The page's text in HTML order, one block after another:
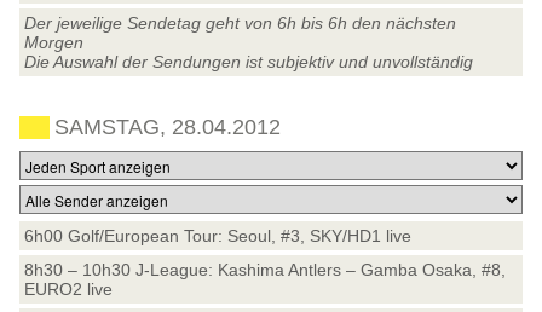
Der jeweilige Sendetag geht von 6h bis 6h den nächsten
Morgen
Die Auswahl der Sendungen ist subjektiv und unvollständig
SAMSTAG, 28.04.2012
6h00 Golf/European Tour: Seoul, #3, SKY/HD1 live
8h30 – 10h30 J-League: Kashima Antlers – Gamba Osaka, #8,
EURO2 live